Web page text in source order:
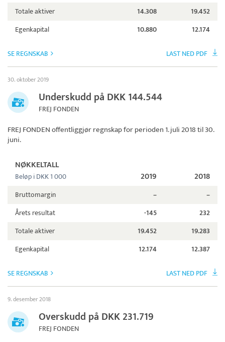
Totale aktiver
14.308
19.452
Egenkapital
10.880 12.174
SE REGNSKAB LAST NED PDF
30. oktober 2019
Underskudd på DKK 144.544
FREJ FONDEN
FREJ FONDENoffentliggjør regnskap for perioden 1. juli 2018 til 30.
juni.
NØKKELTALL
Beløp i DKK 1 000 2019 2018
Bruttomargin –
–
Årets resultat
-145
232
Totale aktiver
19.452
19.283
Egenkapital
12.174 12.387
SE REGNSKAB LAST NED PDF
9. desember 2018
Overskudd på DKK 231.719
FREJ FONDEN